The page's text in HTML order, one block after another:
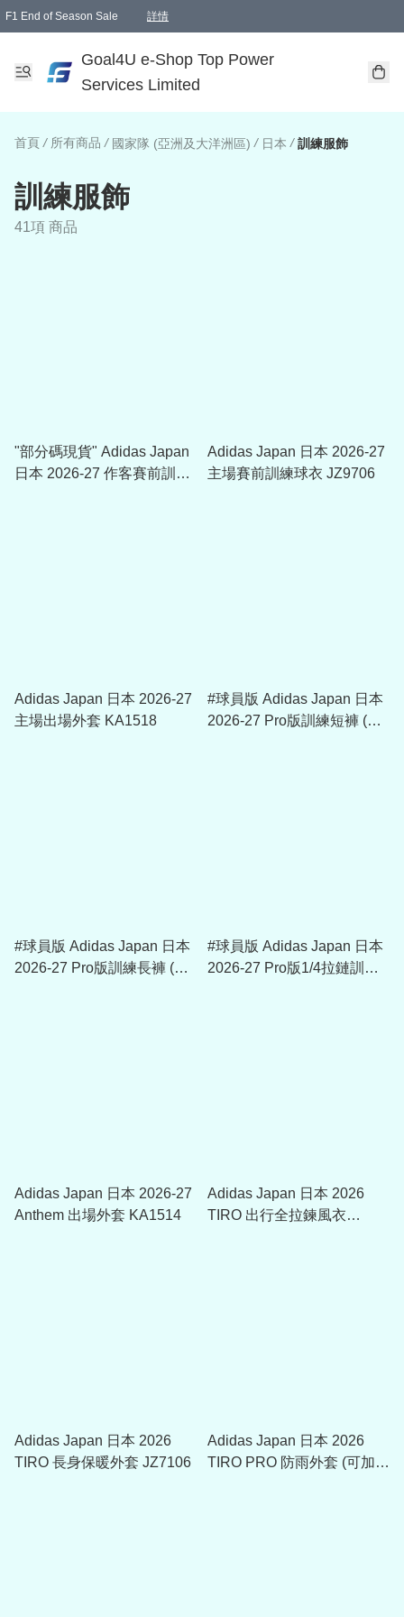
F1 End of Season Sale 詳情
Goal4U e-Shop Top Power
Services Limited
首頁 / 所有商品 / 國家隊 (亞洲及大洋洲區) / 日本 / 訓練服飾
訓練服飾
41項 商品
"部分碼現貨" Adidas Japan
日本 2026-27 作客賽前訓練
Adidas Japan 日本 2026-27
主場賽前訓練球衣 JZ9706
Adidas Japan 日本 2026-27
主場出場外套 KA1518
#球員版 Adidas Japan 日本
2026-27 Pro版訓練短褲 (包
#球員版 Adidas Japan 日本
2026-27 Pro版訓練長褲 (包
#球員版 Adidas Japan 日本
2026-27 Pro版1/4拉鏈訓練
Adidas Japan 日本 2026-27
Anthem 出場外套 KA1514
Adidas Japan 日本 2026
TIRO 出行全拉鍊風衣
Adidas Japan 日本 2026
TIRO 長身保暖外套 JZ7106
Adidas Japan 日本 2026
TIRO PRO 防雨外套 (可加印